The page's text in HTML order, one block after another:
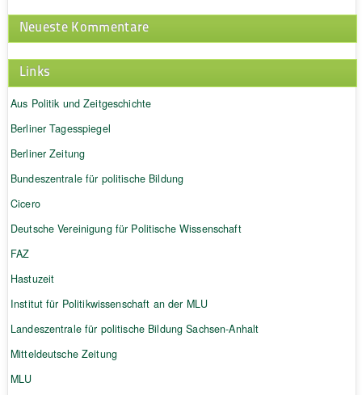
Neueste Kommentare
Links
Aus Politik und Zeitgeschichte
Berliner Tagesspiegel
Berliner Zeitung
Bundeszentrale für politische Bildung
Cicero
Deutsche Vereinigung für Politische Wissenschaft
FAZ
Hastuzeit
Institut für Politikwissenschaft an der MLU
Landeszentrale für politische Bildung Sachsen-Anhalt
Mitteldeutsche Zeitung
MLU